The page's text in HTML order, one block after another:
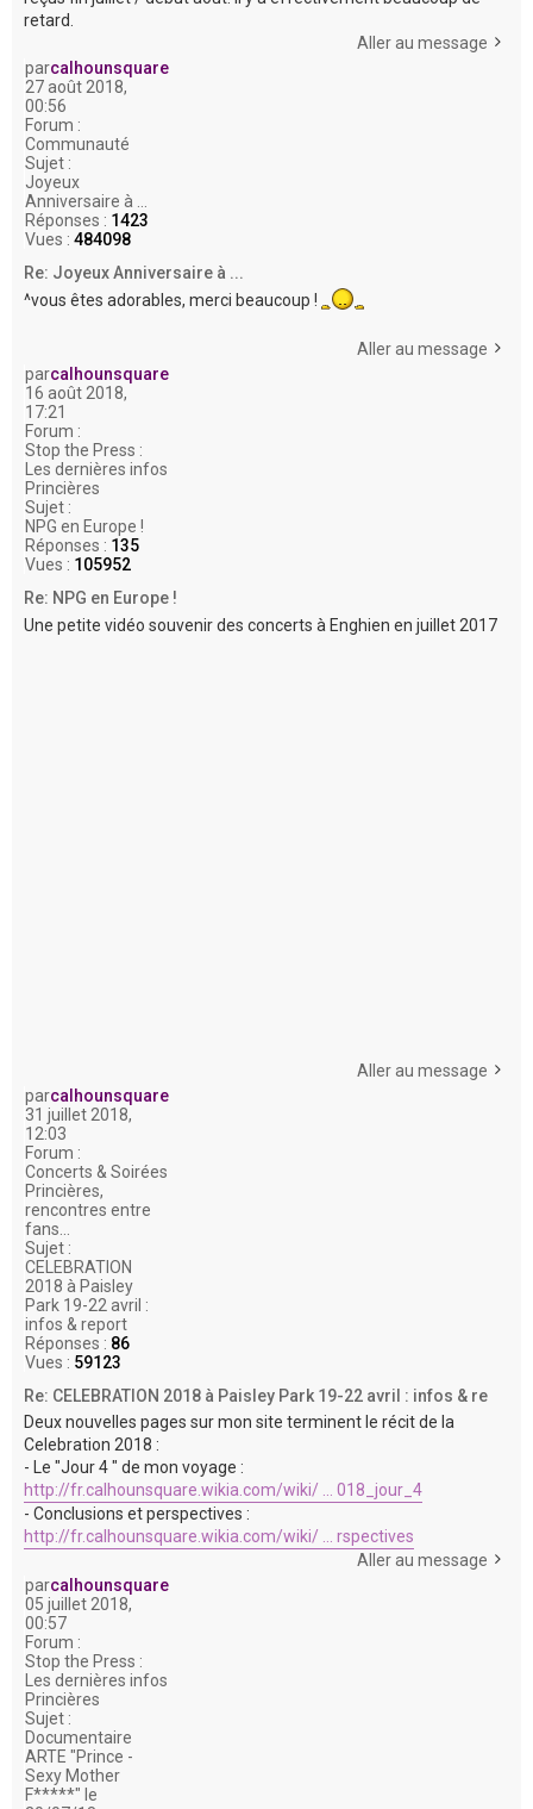
retard.
Aller au message
parcalhounsquare
27 août 2018,
00:56
Forum :
Communauté
Sujet :
Joyeux
Anniversaire à ...
Réponses : 1423
Vues : 484098
Re: Joyeux Anniversaire à ...
^vous êtes adorables, merci beaucoup !
Aller au message
parcalhounsquare
16 août 2018,
17:21
Forum :
Stop the Press :
Les dernières infos
Princières
Sujet :
NPG en Europe !
Réponses : 135
Vues : 105952
Re: NPG en Europe !
Une petite vidéo souvenir des concerts à Enghien en juillet 2017
Aller au message
parcalhounsquare
31 juillet 2018,
12:03
Forum :
Concerts & Soirées
Princières,
rencontres entre
fans...
Sujet :
CELEBRATION
2018 à Paisley
Park 19-22 avril :
infos & report
Réponses : 86
Vues : 59123
Re: CELEBRATION 2018 à Paisley Park 19-22 avril : infos & re
Deux nouvelles pages sur mon site terminent le récit de la
Celebration 2018 :
- Le "Jour 4 " de mon voyage :
http://fr.calhounsquare.wikia.com/wiki/ ... 018_jour_4
- Conclusions et perspectives :
http://fr.calhounsquare.wikia.com/wiki/ ... rspectives
Aller au message
parcalhounsquare
05 juillet 2018,
00:57
Forum :
Stop the Press :
Les dernières infos
Princières
Sujet :
Documentaire
ARTE "Prince -
Sexy Mother
F*****" le